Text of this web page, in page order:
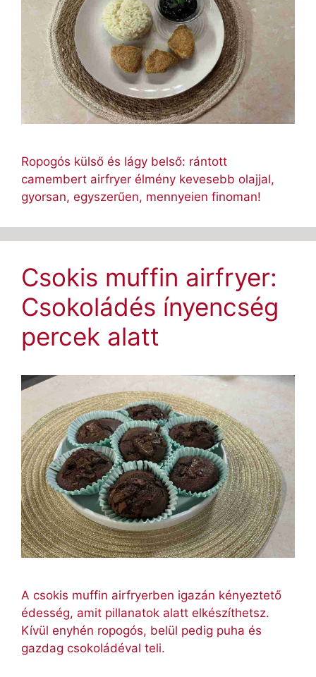
Ropogós külső és lágy belső: rántott
camembert airfryer élmény kevesebb olajjal,
gyorsan, egyszerűen, mennyeien finoman!
Csokis muffin airfryer:
Csokoládés ínyencség
percek alatt
A csokis muffin airfryerben igazán kényeztető
édesség, amit pillanatok alatt elkészíthetsz.
Kívül enyhén ropogós, belül pedig puha és
gazdag csokoládéval teli.